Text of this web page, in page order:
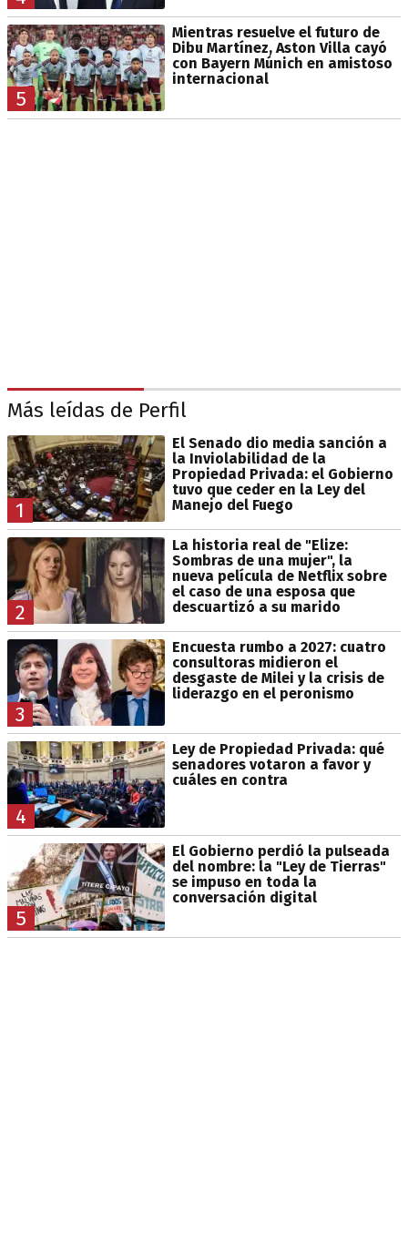
5
Mientras resuelve el futuro de
Dibu Martínez, Aston Villa cayó
con Bayern Múnich en amistoso
internacional
Más leídas de Perfil
1
El Senado dio media sanción a
la Inviolabilidad de la
Propiedad Privada: el Gobierno
tuvo que ceder en la Ley del
Manejo del Fuego
2
La historia real de "Elize:
Sombras de una mujer", la
nueva película de Netflix sobre
el caso de una esposa que
descuartizó a su marido
3
Encuesta rumbo a 2027: cuatro
consultoras midieron el
desgaste de Milei y la crisis de
liderazgo en el peronismo
4
Ley de Propiedad Privada: qué
senadores votaron a favor y
cuáles en contra
5
El Gobierno perdió la pulseada
del nombre: la "Ley de Tierras"
se impuso en toda la
conversación digital